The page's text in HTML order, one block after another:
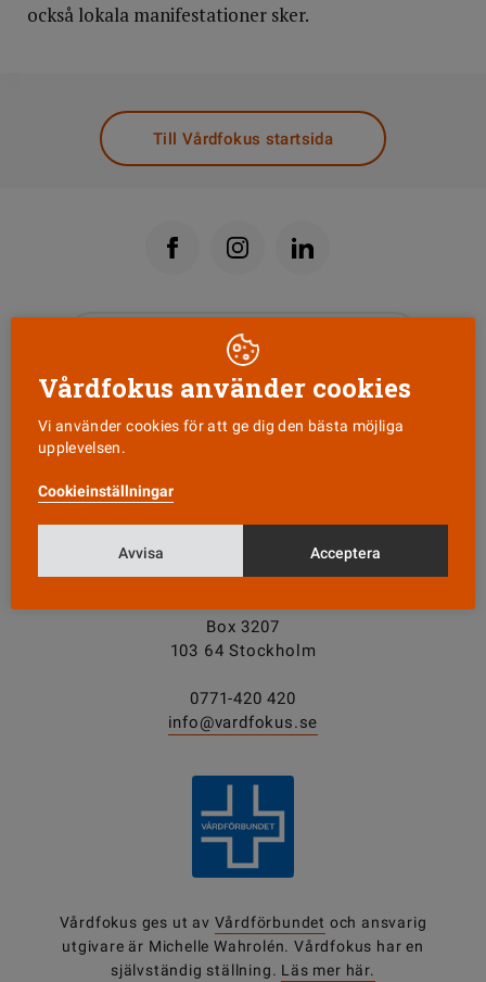
också lokala manifestationer sker.
Till Vårdfokus startsida
Läs senaste numret
Box 3207
103 64 Stockholm
0771-420 420
info@vardfokus.se
Vårdfokus ges ut av Vårdförbundet och ansvarig
utgivare är Michelle Wahrolén. Vårdfokus har en
självständig ställning. Läs mer här.
Vårdfokus använder cookies
Vi använder cookies för att ge dig den bästa möjliga
upplevelsen.
Cookieinställningar
Avvisa Acceptera